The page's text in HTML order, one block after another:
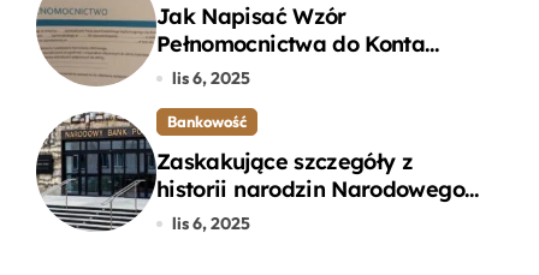
Jak Napisać Wzór
Pełnomocnictwa do Konta
Bankowego – Praktyczny
lis 6, 2025
Bankowość
Zaskakujące szczegóły z
historii narodzin Narodowego
Banku Polskiego, o których
lis 6, 2025